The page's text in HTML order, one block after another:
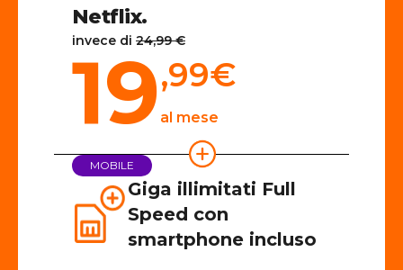
Netflix.
invece di 24,99 €
19,99€
al mese
MOBILE
Giga illimitati Full
Speed con
smartphone incluso